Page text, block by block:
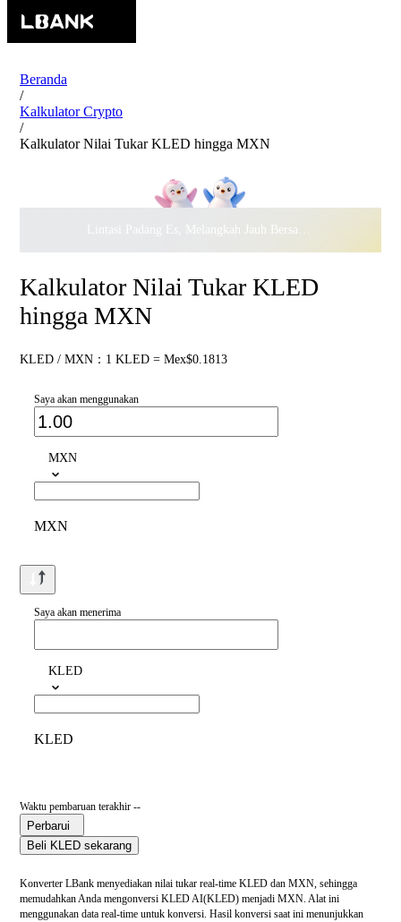
Beranda
/
Kalkulator Crypto
/
Kalkulator Nilai Tukar KLED hingga MXN
Lintasi Padang Es, Melangkah Jauh Bersama · Rayakan
Kalkulator Nilai Tukar KLED
hingga MXN
KLED / MXN：1 KLED = Mex$0.1813
Saya akan menggunakan
MXN
MXN
Saya akan menerima
KLED
KLED
Waktu pembaruan terakhir --
Perbarui
Beli KLED sekarang
Konverter LBank menyediakan nilai tukar real-time KLED dan MXN, sehingga
memudahkan Anda mengonversi KLED AI(KLED) menjadi MXN. Alat ini
menggunakan data real-time untuk konversi. Hasil konversi saat ini menunjukkan